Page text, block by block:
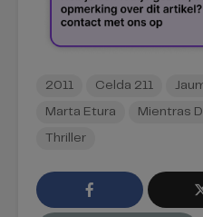
2011 Celda 211
Marta Etura Mientras
Thriller